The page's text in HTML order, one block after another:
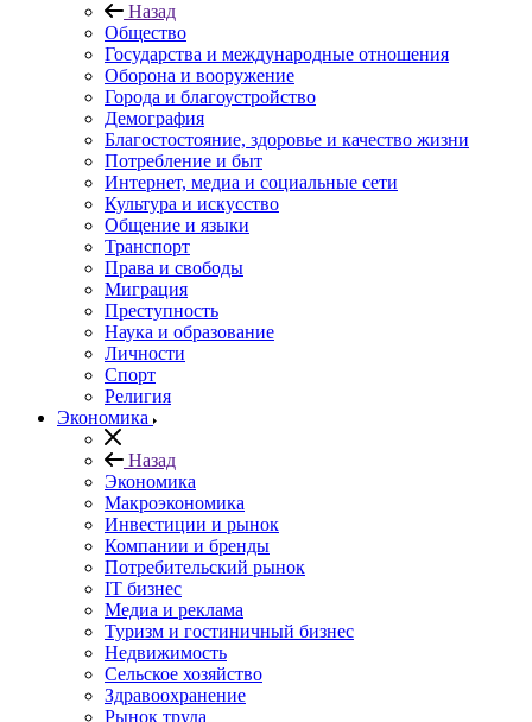
Назад
Общество
Государства и международные отношения
Оборона и вооружение
Города и благоустройство
Демография
Благостостояние, здоровье и качество жизни
Потребление и быт
Интернет, медиа и социальные сети
Культура и искусство
Общение и языки
Транспорт
Права и свободы
Миграция
Преступность
Наука и образование
Личности
Спорт
Религия
Экономика
Назад
Экономика
Макроэкономика
Инвестиции и рынок
Компании и бренды
Потребительский рынок
IT бизнес
Медиа и реклама
Туризм и гостиничный бизнес
Недвижимость
Сельское хозяйство
Здравоохранение
Рынок труда